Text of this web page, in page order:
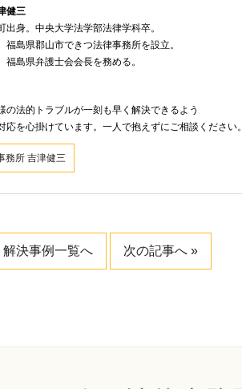
健三
出身。中央大学法学部法律学科卒。
福島県郡山市できつ法律事務所を設立。
福島県弁護士会会長を務める。
の法的トラブルが一刻も早く解決できるよう
応を心掛けています。一人で抱えずにご相談ください。
務所 吉津健三
解決事例一覧へ 次の記事へ »